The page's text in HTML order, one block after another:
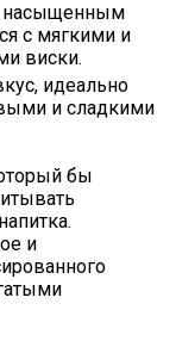
насыщенным
с мягкими и
виски.
идеально
и сладкими
бы
и